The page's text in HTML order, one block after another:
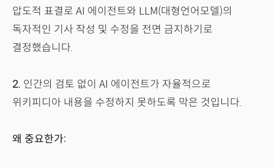
압도적 표결로 AI 에이전트와 LLM(대형언어모델)의
독자적인 기사 작성 및 수정을 전면 금지하기로
결정했습니다.
2. 인간의 검토 없이 AI 에이전트가 자율적으로
위키피디아 내용을 수정하지 못하도록 막은 것입니다.
왜 중요한가: